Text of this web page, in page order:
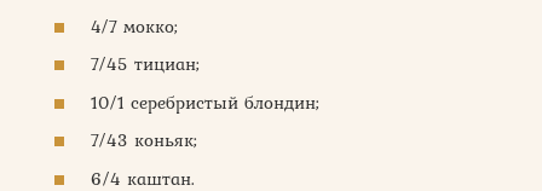
4/7 мокко;
7/45 тициан;
10/1 серебристый блондин;
7/43 коньяк;
6/4 каштан.